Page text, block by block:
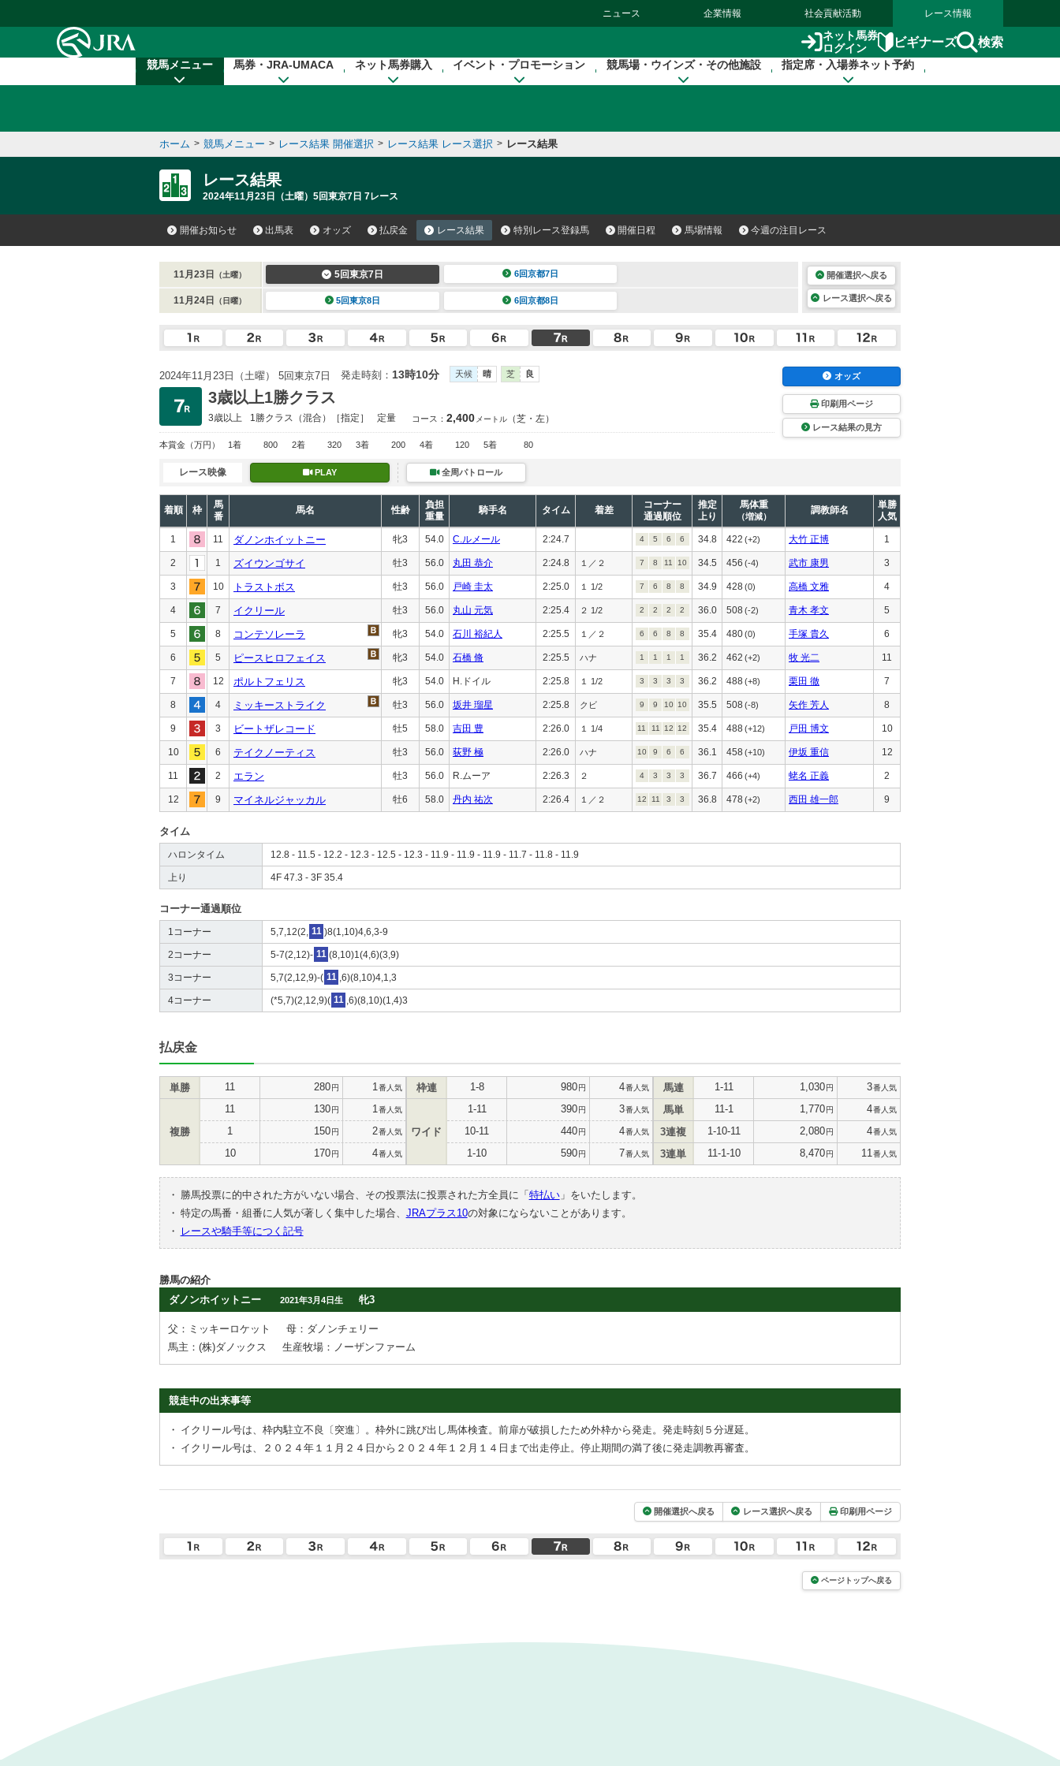
ニュース 企業情報 社会貢献活動 レース情報
ネット馬券
ログイン
ビギナーズ 検索
競馬メニュー 馬券・JRA-UMACA ネット馬券購入 イベント・プロモーション 競馬場・ウインズ・その他施設 指定席・入場券ネット予約
ホーム > 競馬メニュー > レース結果 開催選択 > レース結果 レース選択 > レース結果
レース結果
2024年11月23日（土曜）5回東京7日 7レース
開催お知らせ 出馬表 オッズ 払戻金 レース結果 特別レース登録馬 開催日程 馬場情報 今週の注目レース
11月23日 （土曜） 5回東京7日 6回京都7日
11月24日 （日曜） 5回東京8日 6回京都8日
開催選択へ戻る
レース選択へ戻る
2024年11月23日（土曜） 5回東京7日 発走時刻： 13時10分 天候 晴 芝 良
3歳以上1勝クラス
3歳以上 1勝クラス （混合）［指定］ 定量 コース： 2,400 メートル （芝・左）
本賞金 （万円） 1着 800 2着 320 3着 200 4着 120 5着 80
オッズ
印刷用ページ
レース結果の見方
レース映像 PLAY 全周パトロール
着順 枠
馬
番
馬名 性齢
負担
重量
騎手名 タイム 着差
コーナー
通過順位
推定
上り
馬体重
（増減）
調教師名
単勝
人気
1 11 ダノンホイットニー 牝3 54.0 C.ルメール 2:24.7 4 5 6 6 34.8 422 (+2) 大竹 正博 1
2 1 ズイウンゴサイ 牡3 56.0 丸田 恭介 2:24.8 １／２ 7 8 11 10 34.5 456 (-4) 武市 康男 3
3 10 トラストボス 牡3 56.0 戸崎 圭太 2:25.0 １ 1/2 7 6 8 8 34.9 428(0) 高橋 文雅 4
4 7 イクリール 牡3 56.0 丸山 元気 2:25.4 ２ 1/2 2 2 2 2 36.0 508 (-2) 青木 孝文 5
5 8 コンテソレーラ 牝3 54.0 石川 裕紀人 2:25.5 １／２ 6 6 8 8 35.4 480(0) 手塚 貴久 6
6 5 ピースヒロフェイス 牝3 54.0 石橋 脩 2:25.5 ハナ 1 1 1 1 36.2 462 (+2) 牧 光二 11
7 12 ポルトフェリス 牝3 54.0 H.ドイル 2:25.8 １ 1/2 3 3 3 3 36.2 488(+8) 栗田 徹 7
8 4 ミッキーストライク 牡3 56.0 坂井 瑠星 2:25.8 クビ 9 9 10 10 35.5 508 (-8) 矢作 芳人 8
9 3 ビートザレコード 牡5 58.0 吉田 豊 2:26.0 １ 1/4 11 11 12 12 35.4 488(+12) 戸田 博文 10
10 6 テイクノーティス 牡3 56.0 荻野 極 2:26.0 ハナ 10 9 6 6 36.1 458 (+10) 伊坂 重信 12
11 2 エラン 牡3 56.0 R.ムーア 2:26.3 ２ 4 3 3 3 36.7 466 (+4) 蛯名 正義 2
12 9 マイネルジャッカル 牡6 58.0 丹内 祐次 2:26.4 １／２ 12 11 3 3 36.8 478 (+2) 西田 雄一郎 9
タイム
ハロンタイム 12.8 - 11.5 - 12.2 - 12.3 - 12.5 - 12.3 - 11.9 - 11.9 - 11.9 - 11.7 - 11.8 - 11.9
上り 4F 47.3 - 3F 35.4
コーナー通過順位
1コーナー 5,7,12(2, 11 )8(1,10)4,6,3-9
2コーナー 5-7(2,12)- 11 (8,10)1(4,6)(3,9)
3コーナー 5,7(2,12,9)-( 11 ,6)(8,10)4,1,3
4コーナー (*5,7)(2,12,9)( 11 ,6)(8,10)(1,4)3
払戻金
単勝 11 280円 1 番人気
複勝
11 130円 1 番人気
1 150円 2番人気
10 170円 4番人気
枠連 1-8 980円 4番人気
ワイド
1-11 390円 3番人気
10-11 440円 4番人気
1-10 590円 7番人気
馬連 1-11 1,030円 3番人気
馬単 11-1 1,770円 4番人気
3連複 1-10-11 2,080円 4番人気
3連単 11-1-10 8,470円 11 番人気
・ 勝馬投票に的中された方がいない場合、その投票法に投票された方全員に「 特払い」をいたします。
・ 特定の馬番・組番に人気が著しく集中した場合、 JRAプラス10の対象にならないことがあります。
・
レースや騎手等につく記号
勝馬の紹介
ダノンホイットニー
2021年3月4日生 牝3
父：ミッキーロケット
母：ダノンチェリー
馬主：(株)ダノックス
生産牧場：ノーザンファーム
競走中の出来事等
・ イクリール号は、枠内駐立不良〔突進〕。枠外に跳び出し馬体検査。前扉が破損したため外枠から発走。発走時刻５分遅延。
・ イクリール号は、２０２４年１１月２４日から２０２４年１２月１４日まで出走停止。停止期間の満了後に発走調教再審査。
開催選択へ戻る レース選択へ戻る 印刷用ページ
ページトップへ戻る